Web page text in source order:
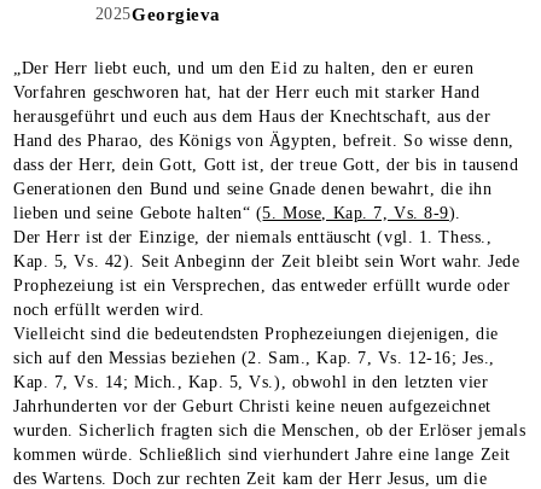
2025Georgieva
„Der Herr liebt euch, und um den Eid zu halten, den er euren
Vorfahren geschworen hat, hat der Herr euch mit starker Hand
herausgeführt und euch aus dem Haus der Knechtschaft, aus der
Hand des Pharao, des Königs von Ägypten, befreit. So wisse denn,
dass der Herr, dein Gott, Gott ist, der treue Gott, der bis in tausend
Generationen den Bund und seine Gnade denen bewahrt, die ihn
lieben und seine Gebote halten“ (5. Mose, Kap. 7, Vs. 8-9).
Der Herr ist der Einzige, der niemals enttäuscht (vgl. 1. Thess.,
Kap. 5, Vs. 42). Seit Anbeginn der Zeit bleibt sein Wort wahr. Jede
Prophezeiung ist ein Versprechen, das entweder erfüllt wurde oder
noch erfüllt werden wird.
Vielleicht sind die bedeutendsten Prophezeiungen diejenigen, die
sich auf den Messias beziehen (2. Sam., Kap. 7, Vs. 12-16; Jes.,
Kap. 7, Vs. 14; Mich., Kap. 5, Vs.), obwohl in den letzten vier
Jahrhunderten vor der Geburt Christi keine neuen aufgezeichnet
wurden. Sicherlich fragten sich die Menschen, ob der Erlöser jemals
kommen würde. Schließlich sind vierhundert Jahre eine lange Zeit
des Wartens. Doch zur rechten Zeit kam der Herr Jesus, um die